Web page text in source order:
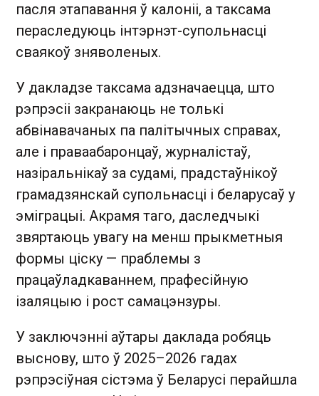
пасля этапавання ў калоніі, а таксама
пераследуюць інтэрнэт-супольнасці
сваякоў зняволеных.
У дакладзе таксама адзначаецца, што
рэпрэсіі закранаюць не толькі
абвінавачаных па палітычных справах,
але і праваабаронцаў, журналістаў,
назіральнікаў за судамі, прадстаўнікоў
грамадзянскай супольнасці і беларусаў у
эміграцыі. Акрамя таго, даследчыкі
звяртаюць увагу на менш прыкметныя
формы ціску — праблемы з
працаўладкаваннем, прафесійную
ізаляцыю і рост самацэнзуры.
У заключэнні аўтары даклада робяць
выснову, што ў 2025–2026 гадах
рэпрэсіўная сістэма ў Беларусі перайшла